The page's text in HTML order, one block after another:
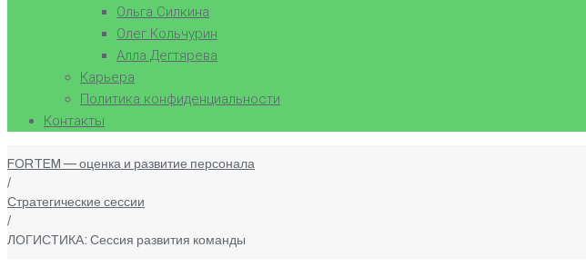
Ольга Силкина
Олег Кольчурин
Алла Дегтярева
Карьера
Политика конфиденциальности
Контакты
FORTEM — оценка и развитие персонала
/
Стратегические сессии
/
ЛОГИСТИКА: Сессия развития команды